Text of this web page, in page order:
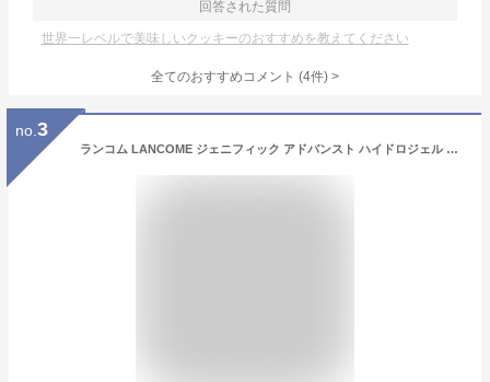
回答された質問
世界一レベルで美味しいクッキーのおすすめを教えてください
全てのおすすめコメント (4件) >
no. 3
ランコム LANCOME ジェニフィック アドバンスト ハイドロジェル メルティング マスク 28g×1枚